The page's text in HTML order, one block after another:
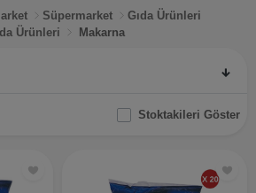
Süpermarket
Gıda Ürünleri
Ürünleri Makarna
Stoktakileri Göster